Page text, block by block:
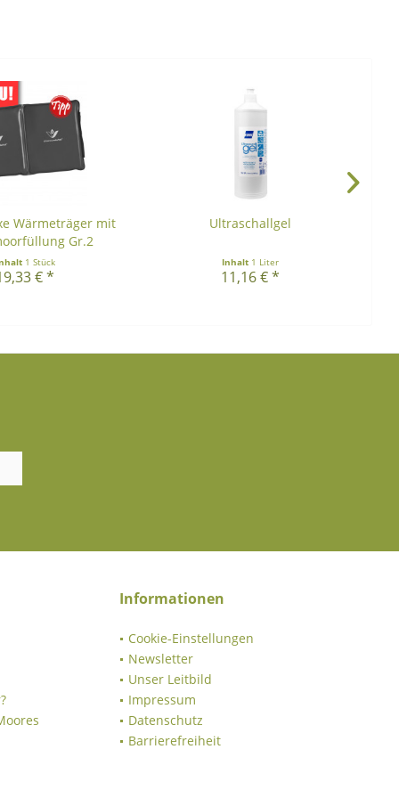
Wärmeträger mit
Gr.2
1 Stück
€ *
Ultraschallgel
Inhalt 1 Liter
11,16 € *
Informationen
Cookie-Einstellungen
Newsletter
Unser Leitbild
Impressum
Datenschutz
Barrierefreiheit